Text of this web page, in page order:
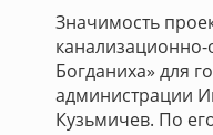
Значимость
Богданиха» для
администрации
Кузьмичев. По